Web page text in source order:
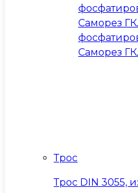
Саморез
Саморез
Трос
Трос DIN 3055,